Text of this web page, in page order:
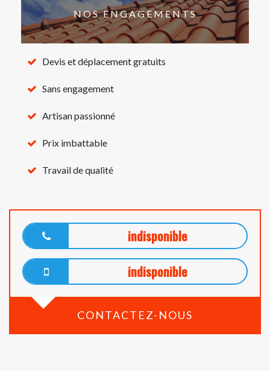
NOS ENGAGEMENTS
Devis et déplacement gratuits
Sans engagement
Artisan passionné
Prix imbattable
Travail de qualité
indisponible
indisponible
CONTACTEZ-NOUS